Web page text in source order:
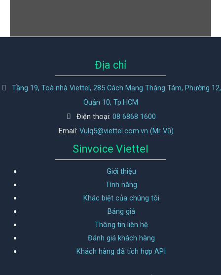
Địa chỉ
Tầng 19, Toà nhà Viettel, 285 Cách Mạng Tháng Tám, Phường 12,
Quận 10, Tp.HCM
Điện thoại: 08 6868 1600
Email: Vulq5@viettel.com.vn (Mr Vũ)
Sinvoice Viettel
Giới thiệu
Tính năng
Khác biệt của chúng tôi
Bảng giá
Thông tin liên hệ
Đánh giá khách hàng
Khách hàng đã tích hợp API